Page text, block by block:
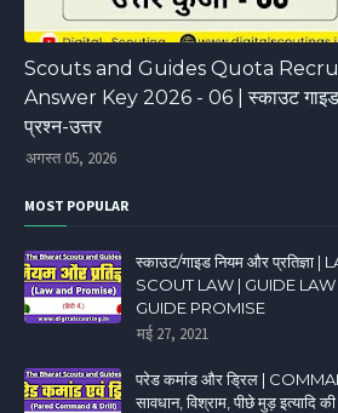
Scouts and Guides Quota
Answer Key 2026 - 06 | स्काउट गाइड
प्रश्न-उत्तर
अगस्त 05, 2026
MOST POPULAR
स्काउट/गाइड नियम और प्रतिज्ञा
SCOUT LAW | GUIDE
GUIDE PROMISE
मई 27, 2021
परेड कमांड और ड्रिल |
सावधान, विश्राम, पीछे मुड़ इत्यादि